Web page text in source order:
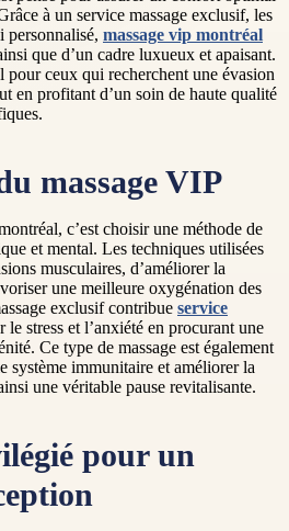
à un service massage exclusif, les
personnalisé, massage vip montréal
que d’un cadre luxueux et apaisant.
pour ceux qui recherchent une évasion
en profitant d’un soin de haute qualité
massage VIP
c’est choisir une méthode de
et mental. Les techniques utilisées
musculaires, d’améliorer la
une meilleure oxygénation des
exclusif contribue service
stress et l’anxiété en procurant une
Ce type de massage est également
système immunitaire et améliorer la
une véritable pause revitalisante.
pour un